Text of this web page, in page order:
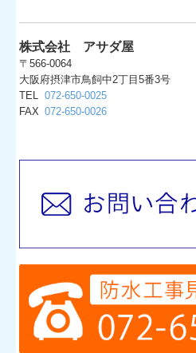
株式会社 アサダ屋
〒566-0064
大阪府摂津市鳥飼中2丁目5番3号
TEL 072-650-0025
FAX 072-650-0026